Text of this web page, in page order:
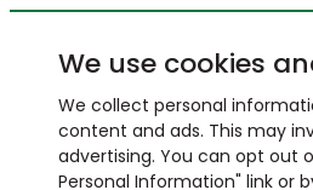
We use cookies
We collect personal
content and ads. This may
advertising. You can opt out
Personal Information" link or